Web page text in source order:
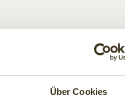
Über Cookies